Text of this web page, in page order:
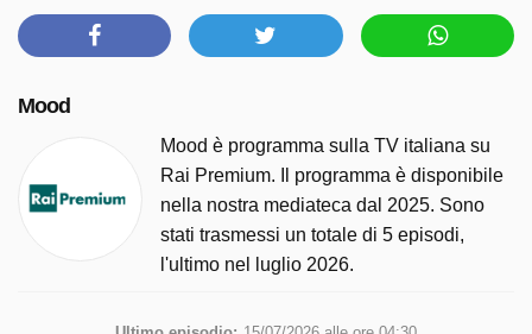
Mood
Mood è programma sulla TV italiana su
Rai Premium. Il programma è disponibile
nella nostra mediateca dal 2025. Sono
stati trasmessi un totale di 5 episodi,
l'ultimo nel luglio 2026.